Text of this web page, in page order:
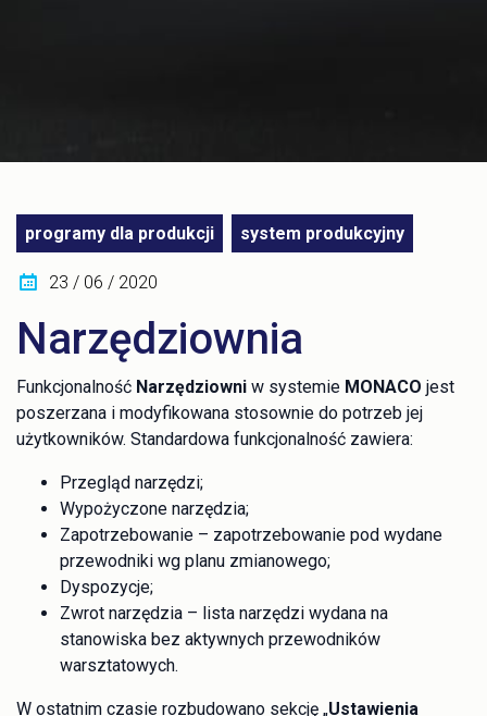
programy dla produkcji system produkcyjny
23 / 06 / 2020
Narzędziownia
Funkcjonalność Narzędziowni w systemie MONACO jest
poszerzana i modyfikowana stosownie do potrzeb jej
użytkowników. Standardowa funkcjonalność zawiera:
Przegląd narzędzi;
Wypożyczone narzędzia;
Zapotrzebowanie – zapotrzebowanie pod wydane
przewodniki wg planu zmianowego;
Dyspozycje;
Zwrot narzędzia – lista narzędzi wydana na
stanowiska bez aktywnych przewodników
warsztatowych.
W ostatnim czasie rozbudowano sekcję „Ustawienia